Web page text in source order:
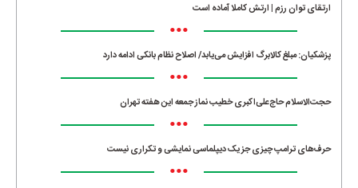
ارتقای توان رزم | ارتش کاملا آماده است
•••
پزشکیان: مبلغ کالابرگ افزایش می‌یابد/ اصلاح نظام بانکی ادامه دارد
•••
حجت‌الاسلام حاج‌علی‌اکبری خطیب نماز جمعه این هفته تهران
•••
حرف‌های ترامپ چیزی جز یک دیپلماسی نمایشی و تکراری نیست
•••